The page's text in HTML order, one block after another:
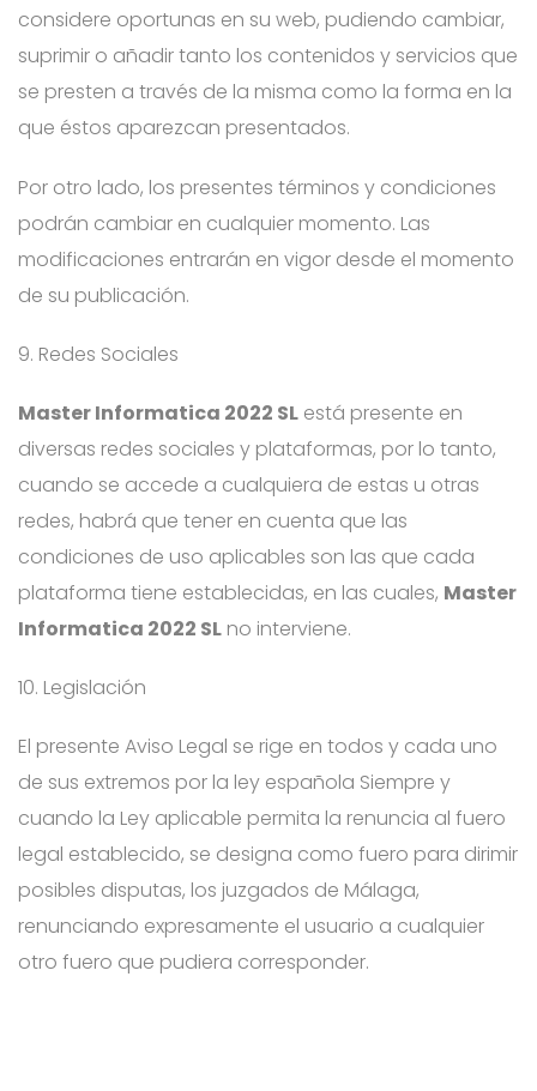
considere oportunas en su web, pudiendo cambiar,
suprimir o añadir tanto los contenidos y servicios que
se presten a través de la misma como la forma en la
que éstos aparezcan presentados.
Por otro lado, los presentes términos y condiciones
podrán cambiar en cualquier momento. Las
modificaciones entrarán en vigor desde el momento
de su publicación.
9. Redes Sociales
Master Informatica 2022 SL está presente en
diversas redes sociales y plataformas, por lo tanto,
cuando se accede a cualquiera de estas u otras
redes, habrá que tener en cuenta que las
condiciones de uso aplicables son las que cada
plataforma tiene establecidas, en las cuales, Master
Informatica 2022 SL no interviene.
10. Legislación
El presente Aviso Legal se rige en todos y cada uno
de sus extremos por la ley española Siempre y
cuando la Ley aplicable permita la renuncia al fuero
legal establecido, se designa como fuero para dirimir
posibles disputas, los juzgados de Málaga,
renunciando expresamente el usuario a cualquier
otro fuero que pudiera corresponder.